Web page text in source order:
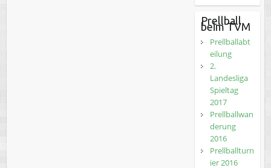
Prellball
beim TVM
Prellballabt
eilung
2.
Landesliga
Spieltag
2017
Prellballwan
derung
2016
Prellballturn
ier 2016